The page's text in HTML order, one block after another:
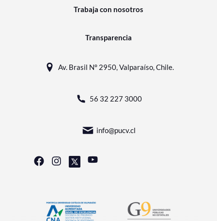
Trabaja con nosotros
Transparencia
Av. Brasil N° 2950, Valparaíso, Chile.
56 32 227 3000
info@pucv.cl